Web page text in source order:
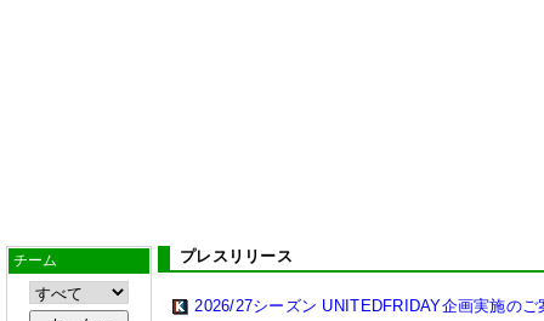
チーム プレスリリース
2026/27シーズン UNITEDFRIDAY企画実施のご